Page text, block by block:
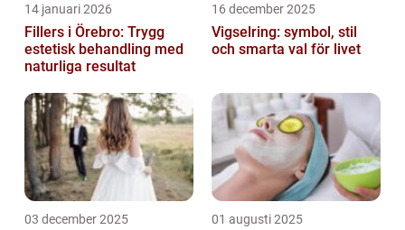
14 januari 2026
Fillers i Örebro: Trygg
estetisk behandling med
naturliga resultat
16 december 2025
Vigselring: symbol, stil
och smarta val för livet
03 december 2025 01 augusti 2025